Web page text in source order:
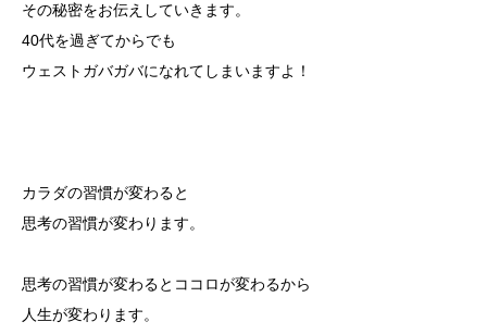
その秘密をお伝えしていきます。
40代を過ぎてからでも
ウェストガバガバになれてしまいますよ！
カラダの習慣が変わると
思考の習慣が変わります。
思考の習慣が変わるとココロが変わるから
人生が変わります。